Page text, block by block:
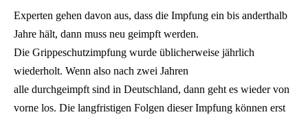
Experten gehen davon aus, dass die Impfung ein bis anderthalb
Jahre hält, dann muss neu geimpft werden.
Die Grippeschutzimpfung wurde üblicherweise jährlich
wiederholt. Wenn also nach zwei Jahren
alle durchgeimpft sind in Deutschland, dann geht es wieder von
vorne los. Die langfristigen Folgen dieser Impfung können erst